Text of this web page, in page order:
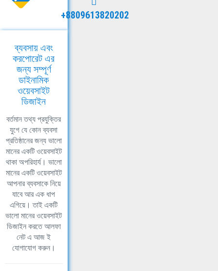
+8809613820202
ব্যবসায় এবং
করপোরেট এর
জন্য সম্পূর্ণ
ডাইনামিক
ওয়েবসাইট
ডিজাইন
বর্তমান তথ্য প্রযুক্তির
যুগে যে কোন ব্যবসা
প্রতিষ্ঠানের জন্য ভালো
মানের একটি ওয়েবসাইট
থাকা অপরিহার্য। ভালো
মানের একটি ওয়েবসাইট
আপনার ব্যবসাকে নিয়ে
যাবে আর এক ধাপ
এগিয়ে। তাই একটি
ভালো মানের ওয়েবসাইট
ডিজাইন করতে আলফা
নেট এ আজ ই
যোগাযোগ করুন।